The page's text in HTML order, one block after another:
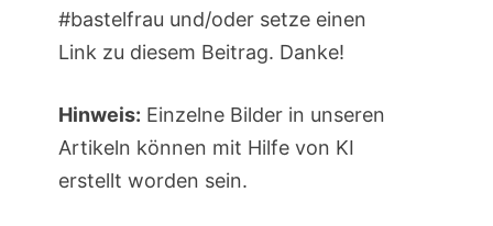
#bastelfrau und/oder setze einen
Link zu diesem Beitrag. Danke!
Hinweis: Einzelne Bilder in unseren
Artikeln können mit Hilfe von KI
erstellt worden sein.